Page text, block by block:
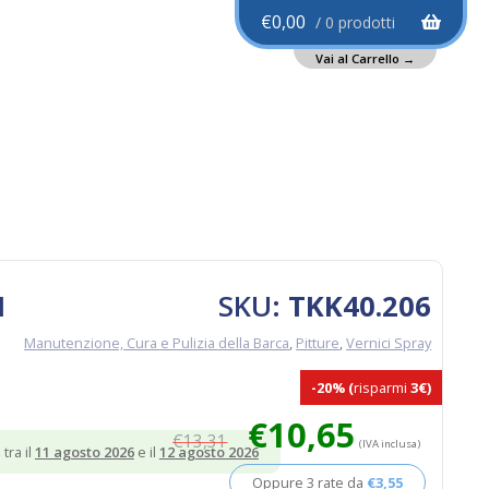
€0,00 0 prodotti
-20% (risparmi 3€)
SKU: TKK40.206
Manutenzione, Cura e Pulizia della Barca, Pitture,Vernici Spray
€13,31
prezzo
originale
era:
€10,65 prezzo
attuale
è:
(IVA inclusa)
Oppure 3 rate da €3,55
il 11 agosto 2026 e il 12 agosto 2026